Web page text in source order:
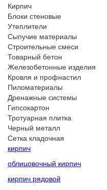
Кирпич
Блоки стеновые
Утеплители
Сыпучие материалы
Строительные смеси
Товарный бетон
Железобетонные изделия
Кровля и профнастил
Пиломатериалы
Дренажные системы
Гипсокартон
Тротуарная плитка
Черный металл
Сетка кладочная
кирпич
облицовочный кирпич
кирпич рядовой